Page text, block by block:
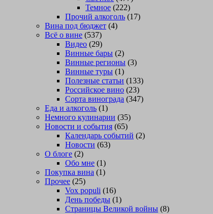
Темное (222)
Прочий алкоголь (17)
Вина под бюджет (4)
Всё о вине (537)
Видео (29)
Винные бары (2)
Винные регионы (3)
Винные туры (1)
Полезные статьи (133)
Российское вино (23)
Сорта винограда (347)
Еда и алкоголь (1)
Немного кулинарии (35)
Новости и события (65)
Календарь событий (2)
Новости (63)
О блоге (2)
Обо мне (1)
Покупка вина (1)
Прочее (25)
Vox populi (16)
День победы (1)
Страницы Великой войны (8)